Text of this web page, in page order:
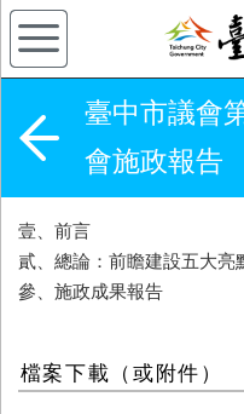
臺中市議會
會施政報告
壹、前言
貳、總論：前瞻建設五大亮
參、施政成果報告
檔案下載（或附件）